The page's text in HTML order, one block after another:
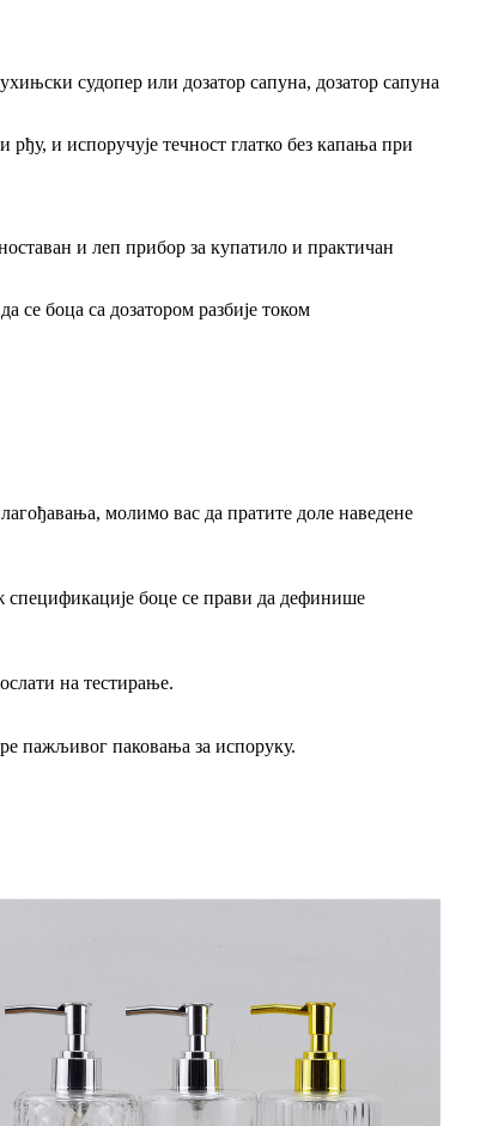
судопер или дозатор сапуна, дозатор сапуна
и испоручује течност глатко без капања при
и леп прибор за купатило и практичан
се боца са дозатором разбије током
молимо вас да пратите доле наведене
боце се прави да дефинише
на тестирање.
пажљивог паковања за испоруку.